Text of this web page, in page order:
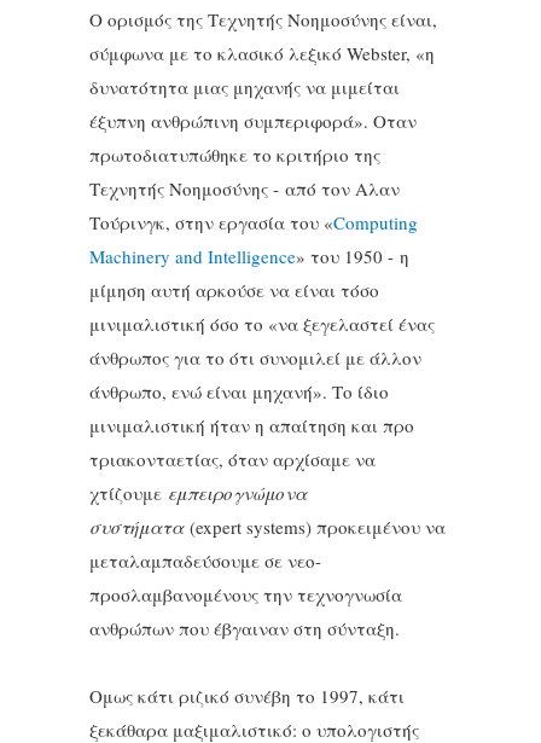
Ο ορισμός της Τεχνητής Νοημοσύνης είναι,
σύμφωνα με το κλασικό λεξικό Webster, «η
δυνατότητα μιας μηχανής να μιμείται
έξυπνη ανθρώπινη συμπεριφορά». Οταν
πρωτοδιατυπώθηκε το κριτήριο της
Τεχνητής Νοημοσύνης - από τον Αλαν
Τούρινγκ, στην εργασία του «Computing
Machinery and Intelligence» του 1950 - η
μίμηση αυτή αρκούσε να είναι τόσο
μινιμαλιστική όσο το «να ξεγελαστεί ένας
άνθρωπος για το ότι συνομιλεί με άλλον
άνθρωπο, ενώ είναι μηχανή». Το ίδιο
μινιμαλιστική ήταν η απαίτηση και προ
τριακονταετίας, όταν αρχίσαμε να
χτίζουμε εμπειρογνώμονα
συστήματα(expert systems) προκειμένου να
μεταλαμπαδεύσουμε σε νεο-
προσλαμβανομένους την τεχνογνωσία
ανθρώπων που έβγαιναν στη σύνταξη.
Ομως κάτι ριζικό συνέβη το 1997, κάτι
ξεκάθαρα μαξιμαλιστικό: ο υπολογιστής